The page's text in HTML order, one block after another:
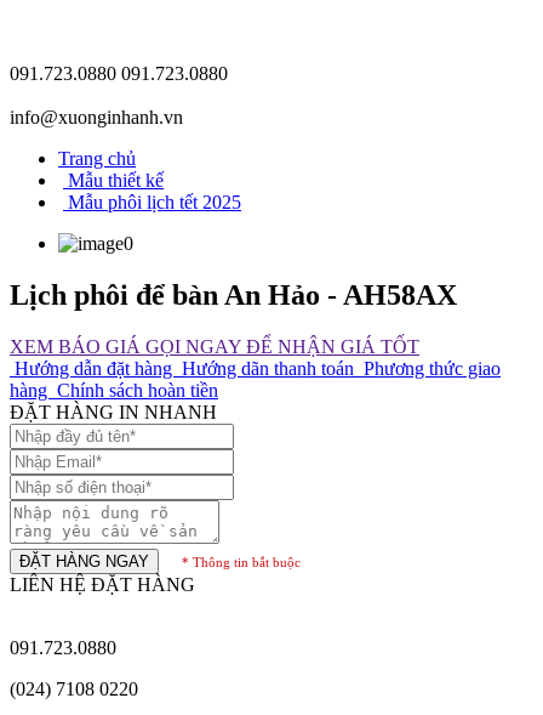
091.723.0880 091.723.0880
info@xuonginhanh.vn
Trang chủ
Mẫu thiết kế
Mẫu phôi lịch tết 2025
Lịch phôi để bàn An Hảo - AH58AX
XEM BÁO GIÁ GỌI NGAY ĐỂ NHẬN GIÁ TỐT
Hướng dẫn đặt hàng Hướng dãn thanh toán Phương thức giao
hàng Chính sách hoàn tiền
ĐẶT HÀNG IN NHANH
ĐẶT HÀNG NGAY * Thông tin bắt buộc
LIÊN HỆ ĐẶT HÀNG
091.723.0880
(024) 7108 0220